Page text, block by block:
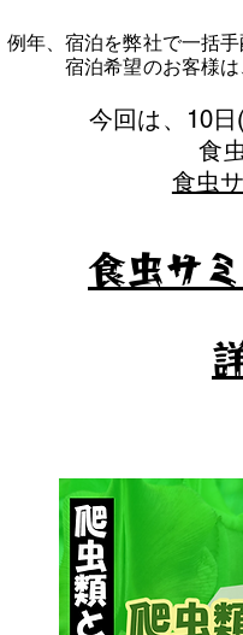
例年、宿泊を弊社で一括
宿泊希望のお客様
今回は、10
食
食虫
食虫サ